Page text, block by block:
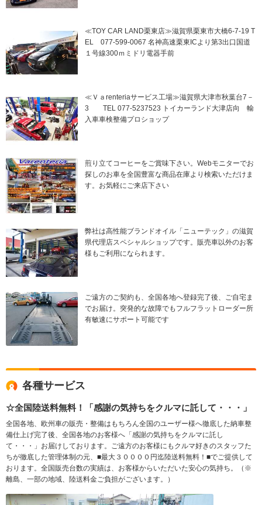
≪TOY CAR LAND栗東店≫滋賀県栗東市大橋6-7-19 T
EL 077-599-0067 名神高速栗東ICより第3出口国道
１号線300ｍミドリ電器手前
≪Ｖａrenteriaサービス工場≫滋賀県大津市秋葉台7－
3 TEL 077-5237523 トイカーランド大津店向 輸
入車車検整備プロショップ
煎り立てコーヒーをご賞味下さい。Webモニターでお
探しのお車を全国豊富な商品在庫より検索いただけま
す。お気軽にご来店下さい
弊社は高性能ブランドオイル「ニューテック」の滋賀
県代理店スペシャルショップです。販売車以外のお客
様もご利用になられます。
ご遠方のご契約も、全国各地へ登録完了後、ご自宅ま
でお届け。突発的な故障でもフルフラットローダー所
有敏速にサポート可能です
各種サービス
☆全国陸送料無料！「感謝の気持ちをクルマに託して・・・」
全国各地、欧州車の販売・整備はもちろん全国のユーザー様へ徹底した納車整
備仕上げ完了後、全国各地のお客様へ「感謝の気持ちをクルマに託し
て・・・」お届けしております。ご遠方のお客様にもクルマ好きのスタッフた
ちが徹底した管理体制の元、■最大３００００円迄陸送料無料！■でご提供して
おります。全国販売台数の実績は、お客様からいただいた安心の気持ち。（※
離島、一部の地域、陸送料金ご負担がございます。）